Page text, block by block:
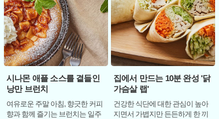
시나몬 애플 소스를 곁들인
낭만 브런치
여유로운 주말 아침, 향긋한 커피
향과 함께 즐기는 브런치는 일주
집에서 만드는 10분 완성 '닭
가슴살 랩'
건강한 식단에 대한 관심이 높아
지면서 가볍지만 든든하게 한 끼